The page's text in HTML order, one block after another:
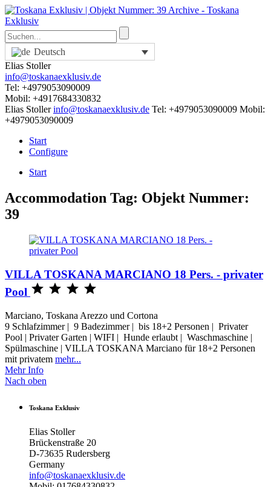
Deutsch
Elias Stoller
info@toskanaexklusiv.de
Tel: +4979053090009
Mobil: +4917684330832
Elias Stoller info@toskanaexklusiv.de Tel: +4979053090009 Mobil:
+4979053090009
Start
Configure
Start
Accommodation Tag: Objekt Nummer:
39
VILLA TOSKANA MARCIANO 18 Pers. - privater
Pool    
Marciano, Toskana Arezzo und Cortona
9 Schlafzimmer | 9 Badezimmer | bis 18+2 Personen | Privater
Pool | Privater Garten | WIFI | Hunde erlaubt | Waschmaschine |
Spülmaschine | VILLA TOSKANA Marciano für 18+2 Personen
mit privatem mehr...
Mehr Info
Nach oben
Toskana Exklusiv
Elias Stoller
Brückenstraße 20
D-73635 Rudersberg
Germany
info@toskanaexklusiv.de